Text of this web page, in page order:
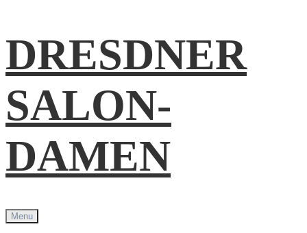
content
DRESDNER
SALON-
DAMEN
Menu